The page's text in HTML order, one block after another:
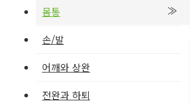
몸통
손/발
어깨와 상완
전완과 하퇴